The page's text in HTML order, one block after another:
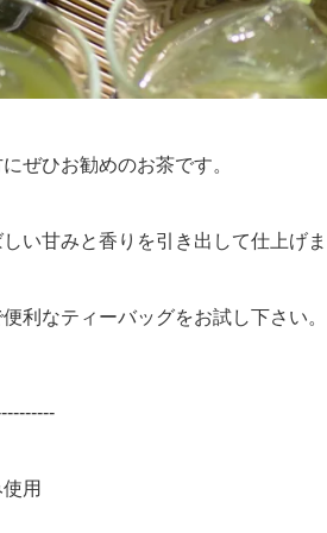
ぜひお勧めのお茶です。
い甘みと香りを引き出して仕上げ
利なティーバッグをお試し下さい。
用